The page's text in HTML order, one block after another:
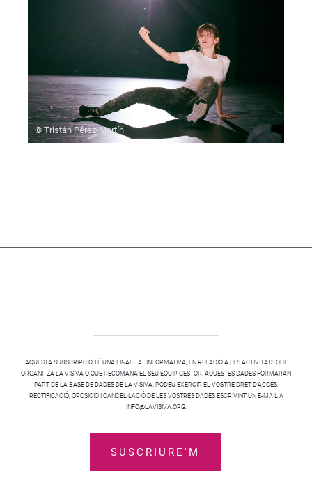
© Tristán Pérez-Martín
AQUESTA SUBSCRIPCIÓ TÉ UNA FINALITAT INFORMATIVA, EN RELACIÓ A LES ACTIVITATS QUE
ORGANITZA LA VISIVA O QUE RECOMANA EL SEU EQUIP GESTOR. AQUESTES DADES FORMARAN
PART DE LA BASE DE DADES DE LA VISIVA. PODEU EXERCIR EL VOSTRE DRET D’ACCÉS,
RECTIFICACIÓ, OPOSICIÓ I CANCEL·LACIÓ DE LES VOSTRES DADES ESCRIVINT UN E-MAIL A
INFO@LAVISIVA.ORG.